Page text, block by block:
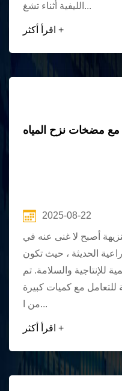
الليفية أثناء تشغ...
اقرأ أكثر +
مع مضخات نزح المياه
2025-08-22
أصبح لا غنى عنه في
الحديثة ، حيث تكون
للإنتاجية والسلامة. تم
مع كميات كبيرة
من ا...
اقرأ أكثر +